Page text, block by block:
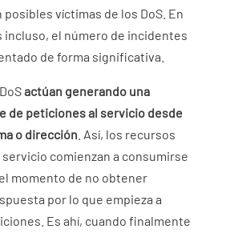
posibles víctimas de los DoS. En
incluso, el número de incidentes
de forma significativa.
actúan generando una
de peticiones al servicio desde
o dirección . Así, los recursos
comienzan a consumirse
momento de no obtener
por lo que empieza a
Es ahí, cuando finalmente